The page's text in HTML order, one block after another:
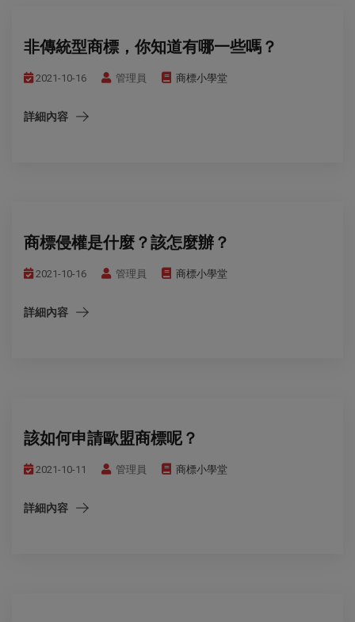
非傳統型商標，你知道有哪一些嗎？
2021-10-16 管理員 商標小學堂
詳細內容
商標侵權是什麼？該怎麼辦？
2021-10-16 管理員 商標小學堂
詳細內容
該如何申請歐盟商標呢？
2021-10-11 管理員 商標小學堂
詳細內容